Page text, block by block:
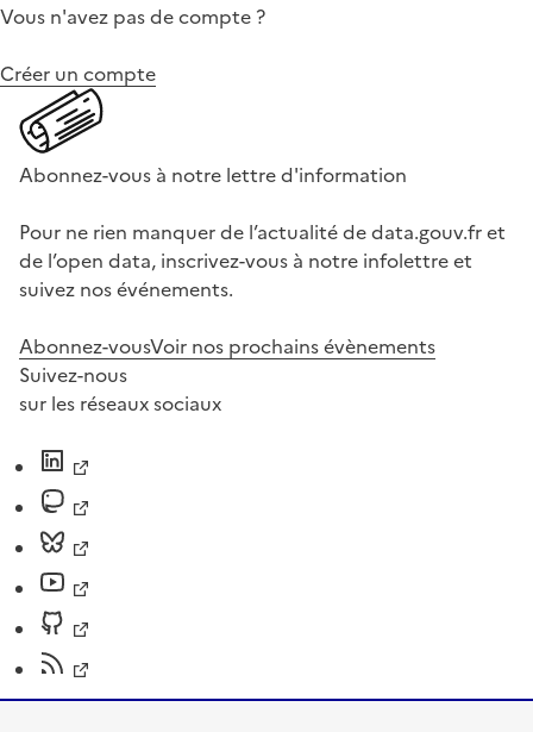
Vous n'avez pas de compte ?
Créer un compte
Abonnez-vous à notre lettre d'information
Pour ne rien manquer de l’actualité de data.gouv.fr et
de l’open data, inscrivez-vous à notre infolettre et
suivez nos événements.
Abonnez-vousVoir nos prochains évènements
Suivez-nous
sur les réseaux sociaux